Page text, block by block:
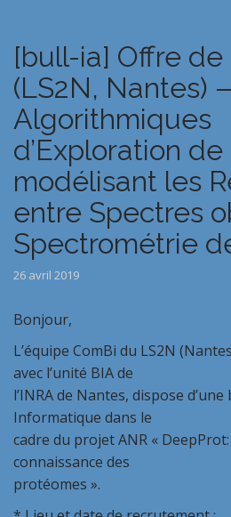
[bull-ia] Offre
(LS2N, Nantes)
Algorithmiques
d’Exploration
modélisant les
entre Spectres
Spectrométrie
26 avril 2019
Bonjour,
L’équipe ComBi du LS2N
avec l’unité BIA de
l’INRA de Nantes, dispose
Informatique dans le
cadre du projet ANR «
connaissance des
protéomes ».